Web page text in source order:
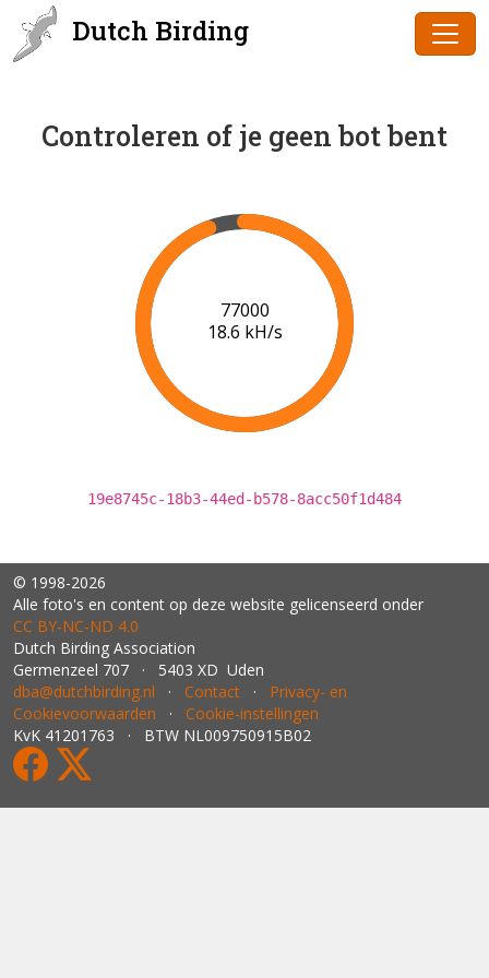
Dutch Birding
Controleren of je geen bot bent
79000
18.7 kH/s
19e8745c-18b3-44ed-b578-8acc50f1d484
© 1998-2026
Alle foto's en content op deze website gelicenseerd onder
CC BY‑NC‑ND 4.0
Dutch Birding Association
Germenzeel 707 · 5403 XD Uden
dba@dutchbirding.nl · Contact · Privacy- en
Cookievoorwaarden · Cookie-instellingen
KvK 41201763 · BTW NL009750915B02